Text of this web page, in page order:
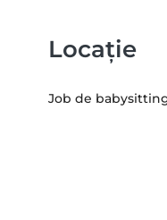
Locație
Job de